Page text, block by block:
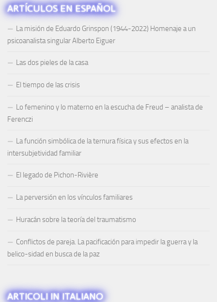
ARTÍCULOS EN ESPAÑOL
La misión de Eduardo Grinspon (1944-2022) Homenaje a un
psicoanalista singular Alberto Eiguer
Las dos pieles de la casa
El tiempo de las crisis
Lo femenino y lo materno en la escucha de Freud – analista de
Ferenczi
La función simbólica de la ternura física y sus efectos en la
intersubjetividad familiar
El legado de Pichon-Rivière
La perversión en los vínculos familiares
Huracán sobre la teoría del traumatismo
Conflictos de pareja. La pacificación para impedir la guerra y la
belico-sidad en busca de la paz
ARTICOLI IN ITALIANO